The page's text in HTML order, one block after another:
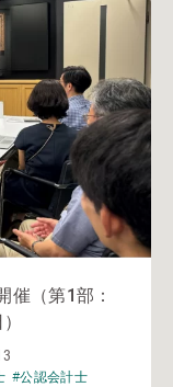
催（第1部：
#公認会計士